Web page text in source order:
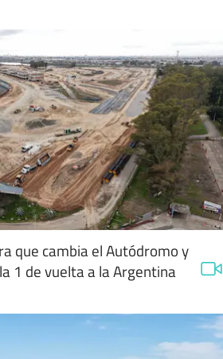
que cambia el Autódromo y
1 de vuelta a la Argentina